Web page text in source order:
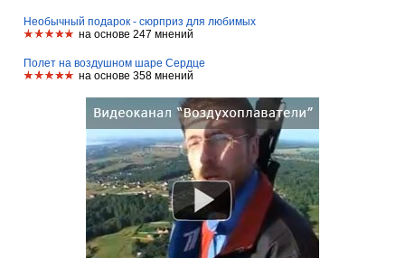
Необычный подарок - сюрприз для любимых
на основе 247 мнений
Полет на воздушном шаре Сердце
на основе 358 мнений